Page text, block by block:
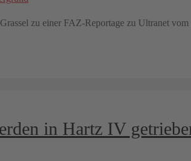
zu einer FAZ-Reportage zu Ultranet
in Hartz IV